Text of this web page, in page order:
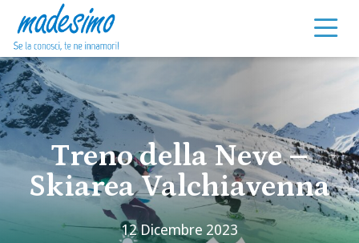
Vai al contenuto
Treno della Neve –
Skiarea Valchiavenna
12 Dicembre 2023